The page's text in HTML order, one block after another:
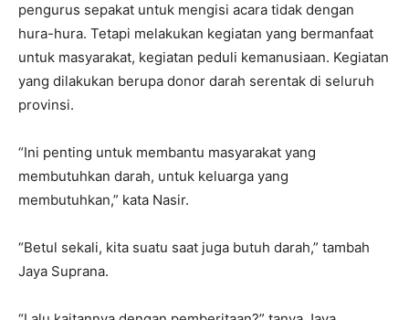
pengurus sepakat untuk mengisi acara tidak dengan
hura-hura. Tetapi melakukan kegiatan yang bermanfaat
untuk masyarakat, kegiatan peduli kemanusiaan. Kegiatan
yang dilakukan berupa donor darah serentak di seluruh
provinsi.
“Ini penting untuk membantu masyarakat yang
membutuhkan darah, untuk keluarga yang
membutuhkan,” kata Nasir.
“Betul sekali, kita suatu saat juga butuh darah,” tambah
Jaya Suprana.